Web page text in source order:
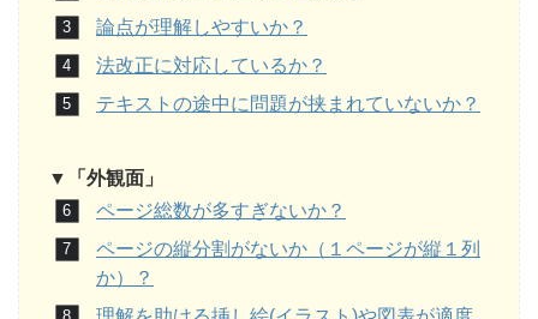
論点が理解しやすいか？
法改正に対応しているか？
テキストの途中に問題が挟まれていないか？
▼「外観面」
ページ総数が多すぎないか？
ページの縦分割がないか（１ページが縦１列
か）？